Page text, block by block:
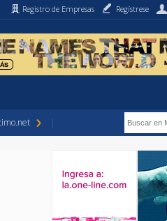
Registro de Empresas Regístrese